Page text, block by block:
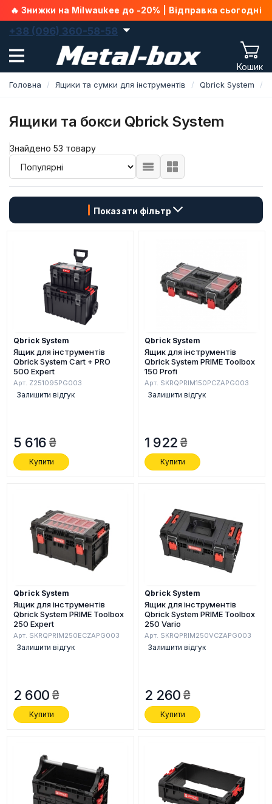
🔥 Знижки на Milwaukee до -20% | Відправка сьогодні
+38 (096) 360-58-58
Кошик
Головна Ящики та сумки для інструментів Qbrick System
Ящики та бокси Qbrick System
Знайдено 53 товару
Показати фільтр
Qbrick System
Ящик для інструментів
Qbrick System Cart + PRO
500 Expert
Арт. Z251095PG003
Залишити відгук
5 616
Купити
Qbrick System
Ящик для інструментів
Qbrick System PRIME Toolbox
150 Profi
Арт. SKRQPRIM150PCZAPG003
Залишити відгук
1 922
Купити
Qbrick System
Ящик для інструментів
Qbrick System PRIME Toolbox
250 Expert
Арт. SKRQPRIM250ECZAPG003
Залишити відгук
2 600
Купити
Qbrick System
Ящик для інструментів
Qbrick System PRIME Toolbox
250 Vario
Арт. SKRQPRIM250VCZAPG003
Залишити відгук
2 260
Купити